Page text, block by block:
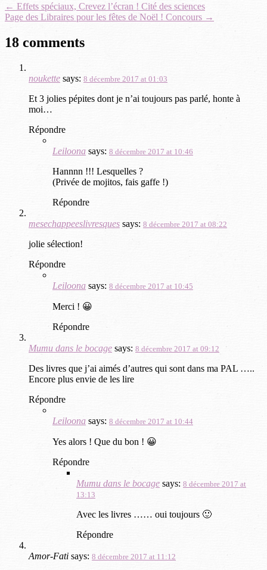
← Effets spéciaux, Crevez l’écran ! Cité des sciences
Page des Libraires pour les fêtes de Noël ! Concours →
18 comments
noukette says: 8 décembre 2017 at 01:03
Et 3 jolies pépites dont je n’ai toujours pas parlé, honte à
moi…
Répondre
Leiloona says: 8 décembre 2017 at 10:46
Hannnn !!! Lesquelles ?
(Privée de mojitos, fais gaffe !)
Répondre
mesechappeeslivresques says: 8 décembre 2017 at 08:22
jolie sélection!
Répondre
Leiloona says: 8 décembre 2017 at 10:45
Merci ! 😀
Répondre
Mumu dans le bocage says: 8 décembre 2017 at 09:12
Des livres que j’ai aimés d’autres qui sont dans ma PAL …..
Encore plus envie de les lire
Répondre
Leiloona says: 8 décembre 2017 at 10:44
Yes alors ! Que du bon ! 😀
Répondre
Mumu dans le bocage says: 8 décembre 2017 at
13:13
Avec les livres …… oui toujours 🙂
Répondre
Amor-Fati says: 8 décembre 2017 at 11:12